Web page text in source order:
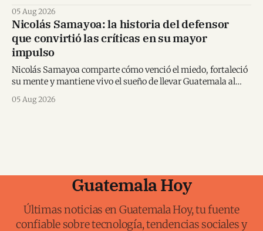
05 Aug 2026
Nicolás Samayoa: la historia del defensor
que convirtió las críticas en su mayor
impulso
Nicolás Samayoa comparte cómo venció el miedo, fortaleció
su mente y mantiene vivo el sueño de llevar Guatemala al
05 Aug 2026
Guatemala Hoy
Últimas noticias en Guatemala Hoy, tu fuente
confiable sobre tecnología, tendencias sociales y